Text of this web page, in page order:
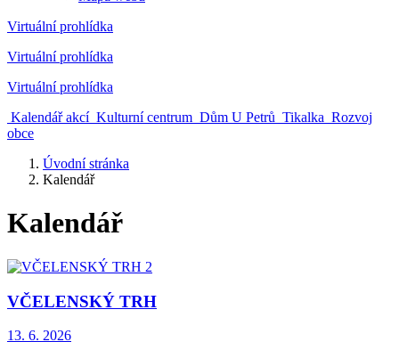
Virtuální prohlídka
Virtuální prohlídka
Virtuální prohlídka
Kalendář akcí Kulturní centrum Dům U Petrů Tikalka Rozvoj
obce
Úvodní stránka
Kalendář
Kalendář
VČELENSKÝ TRH
13. 6. 2026